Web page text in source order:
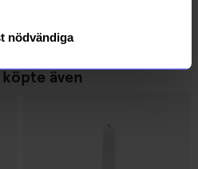
nödvändiga
även